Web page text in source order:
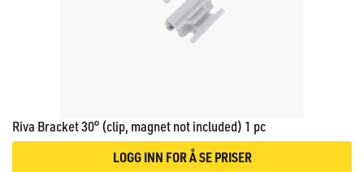
Riva Bracket 30° (clip, magnet not included) 1 pc
LOGG INN FOR Å SE PRISER